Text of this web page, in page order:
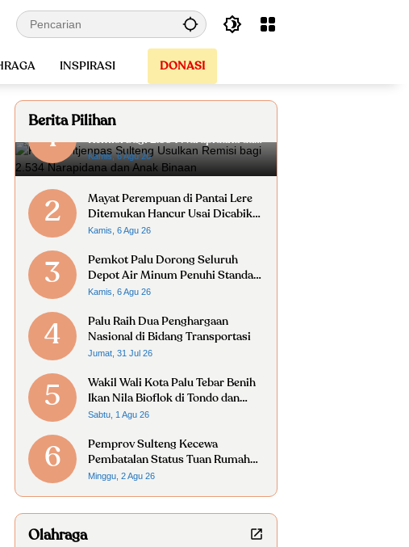
INSPIRASI DONASI
Berita Pilihan
1
Kanwil Ditjenpas Sulteng Usulkan
Remisi bagi 2.534 Narapidana dan
Anak Binaan
Kamis, 6 Agu 26
2
Mayat Perempuan di Pantai Lere
Ditemukan Hancur Usai Dicabik
Buaya
Kamis, 6 Agu 26
3
Pemkot Palu Dorong Seluruh
Depot Air Minum Penuhi Standar
Higiene Sanitasi
Kamis, 6 Agu 26
4
Palu Raih Dua Penghargaan
Nasional di Bidang Transportasi
Jumat, 31 Jul 26
5
Wakil Wali Kota Palu Tebar Benih
Ikan Nila Bioflok di Tondo dan
Kabonena
Sabtu, 1 Agu 26
6
Pemprov Sulteng Kecewa
Pembatalan Status Tuan Rumah
FORNAS 2027
Minggu, 2 Agu 26
Olahraga